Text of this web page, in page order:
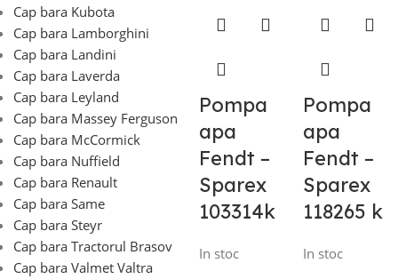
Cap bara Kubota
Cap bara Lamborghini
Cap bara Landini
Cap bara Laverda
Cap bara Leyland
Cap bara Massey Ferguson
Cap bara McCormick
Cap bara Nuffield
Cap bara Renault
Cap bara Same
Cap bara Steyr
Cap bara Tractorul Brasov
Cap bara Valmet Valtra
Pompa
apa
Fendt –
Sparex
103314k
In stoc
Pompa
apa
Fendt –
Sparex
118265 k
In stoc